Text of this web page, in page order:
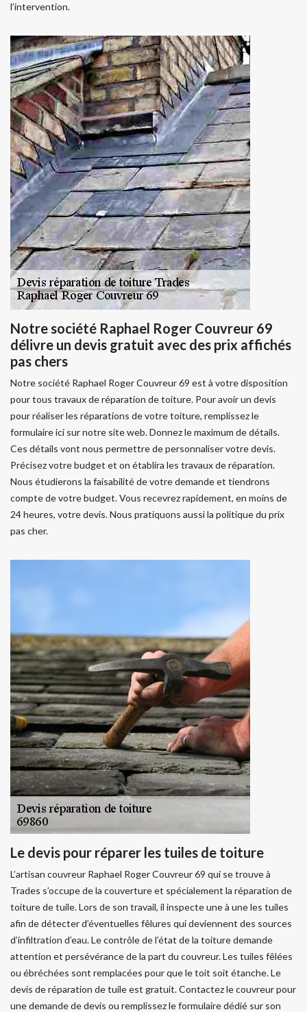
l’intervention.
Notre société Raphael Roger Couvreur 69
délivre un devis gratuit avec des prix affichés
pas chers
Notre société Raphael Roger Couvreur 69 est à votre disposition
pour tous travaux de réparation de toiture. Pour avoir un devis
pour réaliser les réparations de votre toiture, remplissez le
formulaire ici sur notre site web. Donnez le maximum de détails.
Ces détails vont nous permettre de personnaliser votre devis.
Précisez votre budget et on établira les travaux de réparation.
Nous étudierons la faisabilité de votre demande et tiendrons
compte de votre budget. Vous recevrez rapidement, en moins de
24 heures, votre devis. Nous pratiquons aussi la politique du prix
pas cher.
Le devis pour réparer les tuiles de toiture
L’artisan couvreur Raphael Roger Couvreur 69 qui se trouve à
Trades s’occupe de la couverture et spécialement la réparation de
toiture de tuile. Lors de son travail, il inspecte une à une les tuiles
afin de détecter d’éventuelles fêlures qui deviennent des sources
d’infiltration d’eau. Le contrôle de l’état de la toiture demande
attention et persévérance de la part du couvreur. Les tuiles fêlées
ou ébréchées sont remplacées pour que le toit soit étanche. Le
devis de réparation de tuile est gratuit. Contactez le couvreur pour
une demande de devis ou remplissez le formulaire dédié sur son